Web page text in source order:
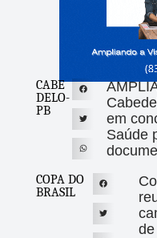
CABE
DELO-
PB
em
Saúde
COPA DO
BRASIL